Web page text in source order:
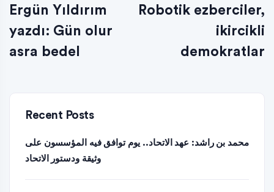
Ergün Yıldırım
yazdı: Gün olur
asra bedel
Robotik ezberciler,
ikircikli
demokratlar
Recent Posts
محمد بن راشد: عهد الاتحاد.. يوم توافق فيه المؤسسون على
وثيقة ودستور الاتحاد